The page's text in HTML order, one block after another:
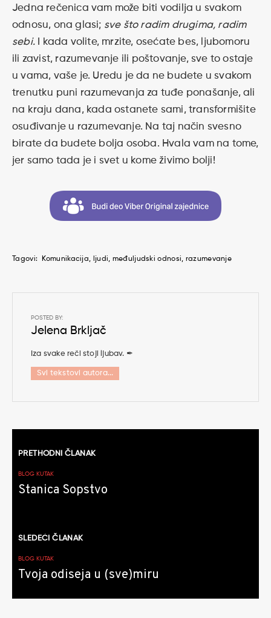
Jedna rečenica vam može biti vodilja u svakom
odnosu, ona glasi; sve što radim drugima, radim
sebi. I kada volite, mrzite, osećate bes, ljubomoru
ili zavist, razumevanje ili poštovanje, sve to ostaje
u vama, vaše je. Uredu je da ne budete u svakom
trenutku puni razumevanja za tuđe ponašanje, ali
na kraju dana, kada ostanete sami, transformišite
osuđivanje u razumevanje. Na taj način svesno
birate da budete bolja osoba. Hvala vam na tome,
jer samo tada je i svet u kome živimo bolji!
Tagovi: Komunikacija ljudi međuljudski odnosi razumevanje
POSTED BY:
Jelena Brkljač
Iza svake reči stoji ljubav. ✒
Svi tekstovi autora...
članaka
PRETHODNI ČLANAK
BLOG KUTAK
Stanica Sopstvo
SLEDEĆI ČLANAK
BLOG KUTAK
Tvoja odiseja u (sve)miru